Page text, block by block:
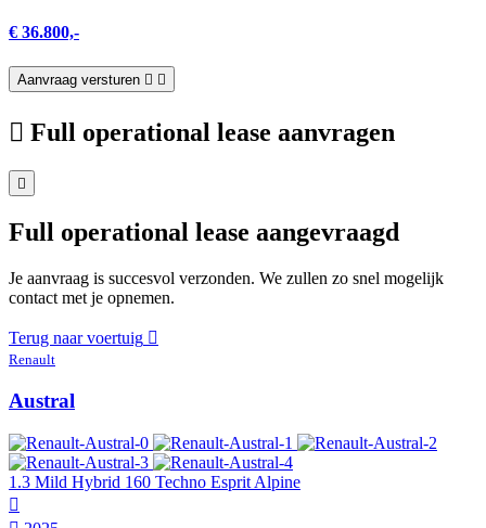
€ 36.800,-
Aanvraag versturen
Full operational lease aanvragen
Full operational lease aangevraagd
Je aanvraag is succesvol verzonden. We zullen zo snel mogelijk
contact met je opnemen.
Terug naar voertuig
Renault
Austral
1.3 Mild Hybrid 160 Techno Esprit Alpine